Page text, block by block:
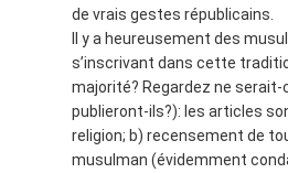
de vrais gestes républicains.
Il y a heureusement des
s’inscrivant dans cette
majorité? Regardez ne
publieront-ils?): les articles
religion; b) recensement de
musulman (évidemment